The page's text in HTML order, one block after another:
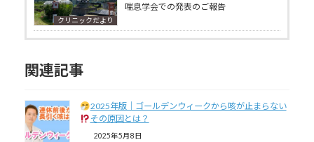
クリニックだより
喘息学会での発表のご報告
関連記事
2025年版｜ゴールデンウィークから咳が止まらない
その原因とは？
2025年5月8日